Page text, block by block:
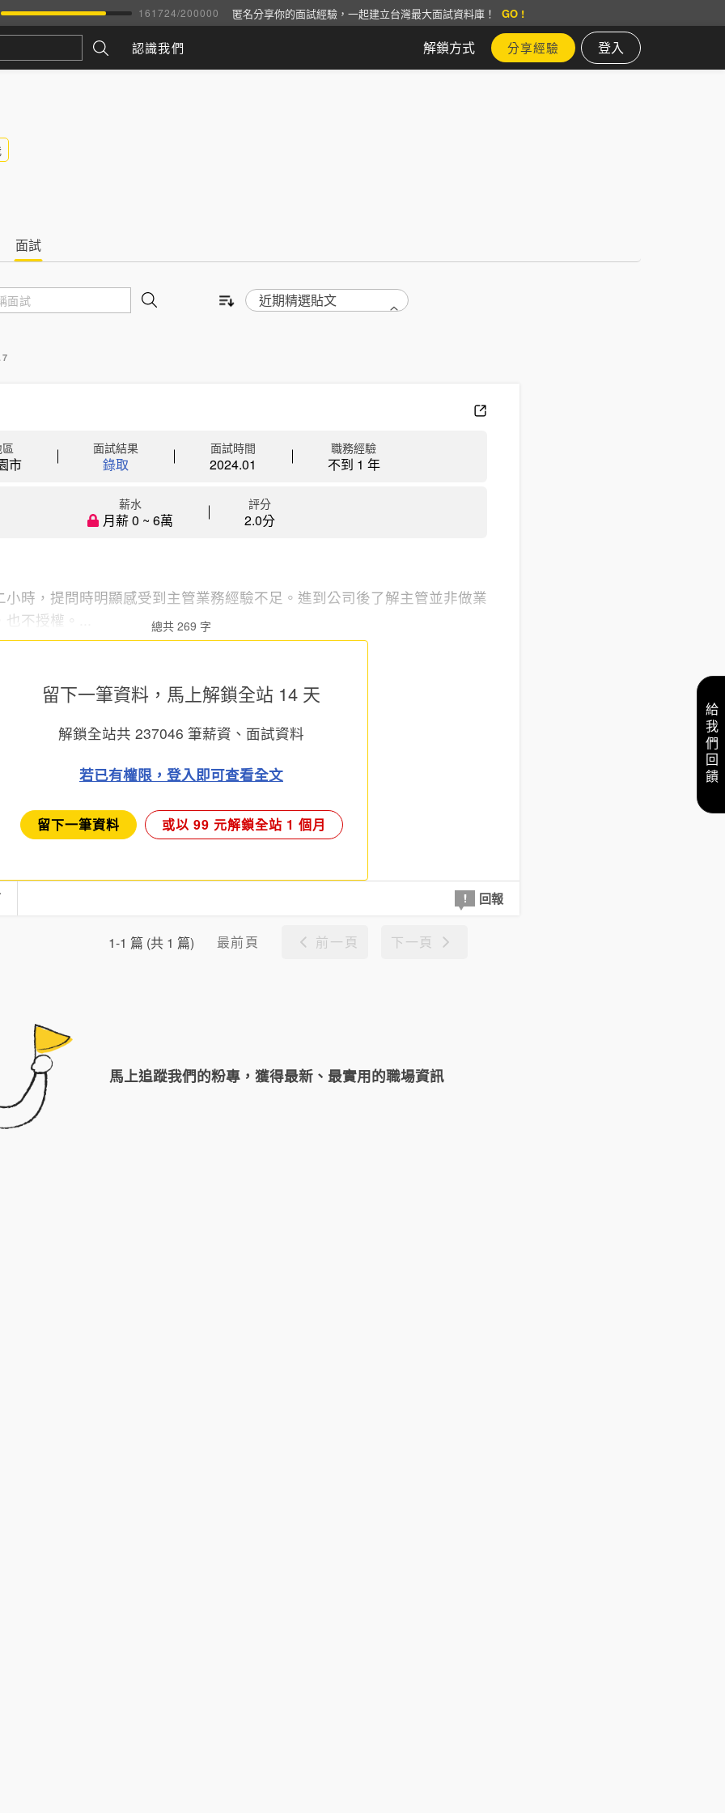
161724/200000 匿名分享你的面試經驗，一起建立台灣最大面試資料庫！ GO !
認識我們 解鎖方式 分享經驗 登入
面試
市
面試結果
錄取
面試時間
2024.01
職務經驗
不到 1 年
薪水
月薪 0 ~ 6萬
評分
2.0分
時，提問時明顯感受到主管業務經驗不足。進到公司後了解主管並非做業
不授權。...
總共 269 字
留下一筆資料，馬上解鎖全站 14 天
解鎖全站共 237046 筆薪資、面試資料
若已有權限，登入即可查看全文
留下一筆資料 或以 99 元解鎖全站 1 個月
回報
1-1 篇 (共 1 篇) 最前頁 前一頁 下一頁
馬上追蹤我們的粉專，獲得最新、最實用的職場資訊
給我們回饋